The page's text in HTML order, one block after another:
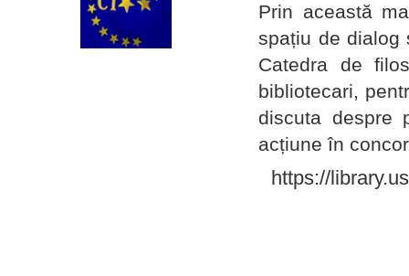
Prin această
spațiu de dialog
Catedra de
bibliotecari,
discuta despre
acțiune în
https://